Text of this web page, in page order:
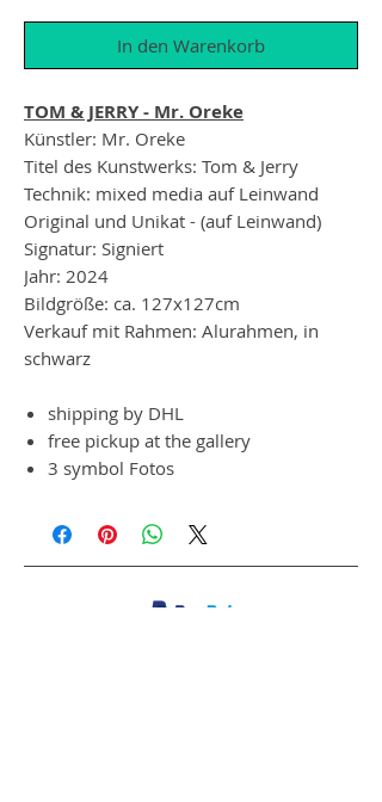
In den Warenkorb
TOM & JERRY - Mr. Oreke
Künstler: Mr. Oreke
Titel des Kunstwerks: Tom & Jerry
Technik: mixed media auf Leinwand
Original und Unikat - (auf Leinwand)
Signatur: Signiert
Jahr: 2024
Bildgröße: ca. 127x127cm
Verkauf mit Rahmen: Alurahmen, in
schwarz
shipping by DHL
free pickup at the gallery
3 symbol Fotos